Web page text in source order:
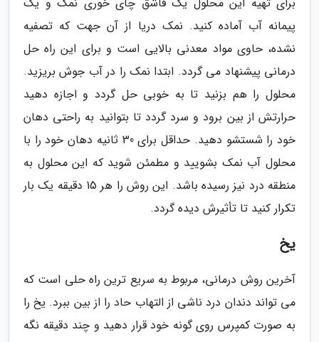
پیمانه آب آماده کنید. نمک دریا از آن جهت که تصفیه
نشده، حاوی مواد معدنی بالایی است و برای این راه حل
درمانی پیشنهاد می گردد. ابتدا نمک را در آب جوش بریزید.
محلول را هم بزنید تا به خوبی حل گردد و اجازه دهید
حرارتش از بین برود و سرد گردد تا بتوانید به راحتی دهان
خود را شستشو دهید. حداقل برای 30 ثانیه دهان خود را با
محلول آب نمک بشویید و مطمئن شوید که این محلول به
منطقه درد نیز رسیده باشد. این روش را هر 15 دقیقه یک بار
تکرار کنید تا تأثیرش دیده گردد.
یخ
آخرین روش درمانی، مربوط به سریع ترین راه حلی است که
می تواند دندان درد ناشی از التهاب حاد را از بین ببرد. یخ را
به صورت کمپرس روی گونه خود قرار دهید و چند دقیقه نگه